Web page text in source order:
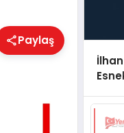
Paylaş